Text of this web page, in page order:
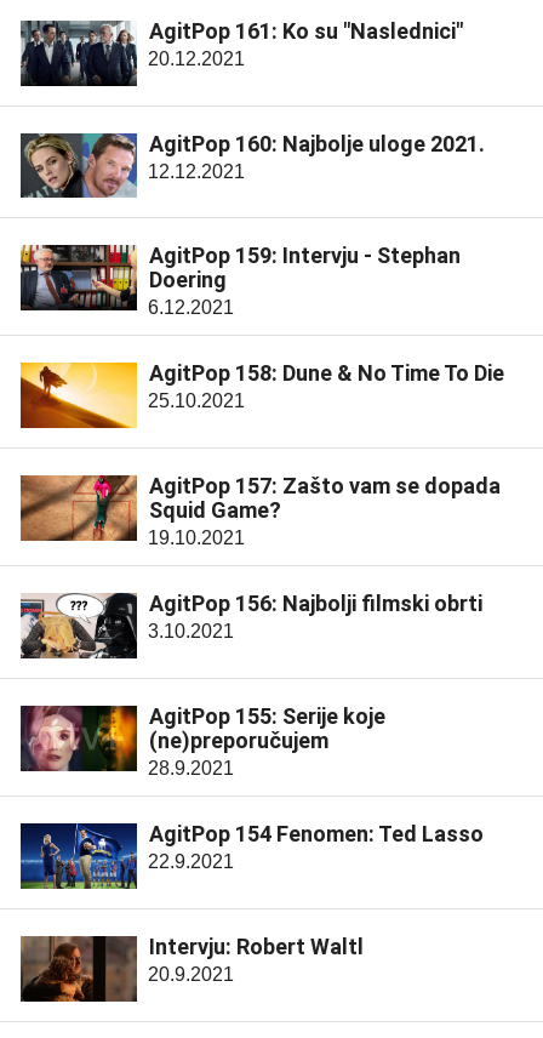
AgitPop 161: Ko su "Naslednici"
20.12.2021
AgitPop 160: Najbolje uloge 2021.
12.12.2021
AgitPop 159: Intervju - Stephan
Doering
6.12.2021
AgitPop 158: Dune & No Time To Die
25.10.2021
AgitPop 157: Zašto vam se dopada
Squid Game?
19.10.2021
AgitPop 156: Najbolji filmski obrti
3.10.2021
AgitPop 155: Serije koje
(ne)preporučujem
28.9.2021
AgitPop 154 Fenomen: Ted Lasso
22.9.2021
Intervju: Robert Waltl
20.9.2021